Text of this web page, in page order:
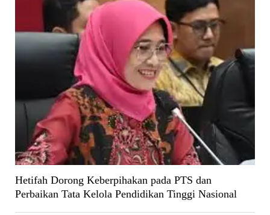
Hetifah Dorong Keberpihakan pada PTS dan
Perbaikan Tata Kelola Pendidikan Tinggi Nasional